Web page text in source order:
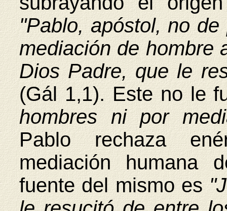
"Pablo, apóstol, no
mediación de hombre
Dios Padre, que le
(Gál 1,1). Este no le
hombres ni por
Pablo rechaza
mediación humana
fuente del mismo es